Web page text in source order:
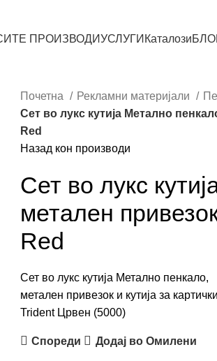
ПРОИЗВОДИУСЛУГИ Каталози
Почетна Рекламни материјали
Сет во лукс кутија Метално
Red
Назад кон производи
Сет во лукс
метален
Red
Сет во лукс кутија Метално пенкало,
метален привезок и кутија за картички
Trident Црвен (5000)
Спореди Додај во Омилени